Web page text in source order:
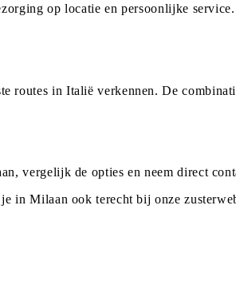
op locatie en persoonlijke
routes in Italië verkennen. De
vergelijk de opties en neem direct
je in Milaan ook terecht bij onze